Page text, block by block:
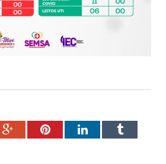
Google+PinterestLinkedInTumblr